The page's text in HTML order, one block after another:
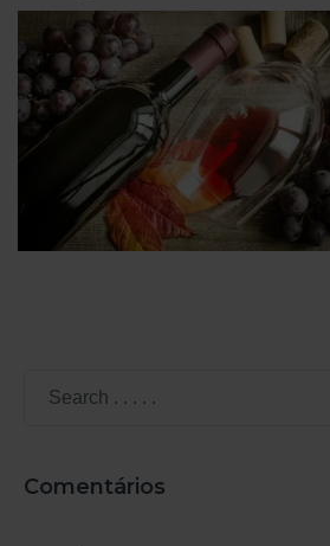
Comentários